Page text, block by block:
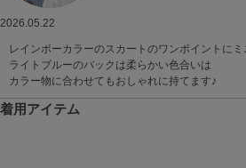
2026.05.22
レインボーカラーのスカートのワンポイントに
ライトブルーのバックは柔らかい色合いは
カラー物に合わせてもおしゃれに持てます♪
着用アイテム